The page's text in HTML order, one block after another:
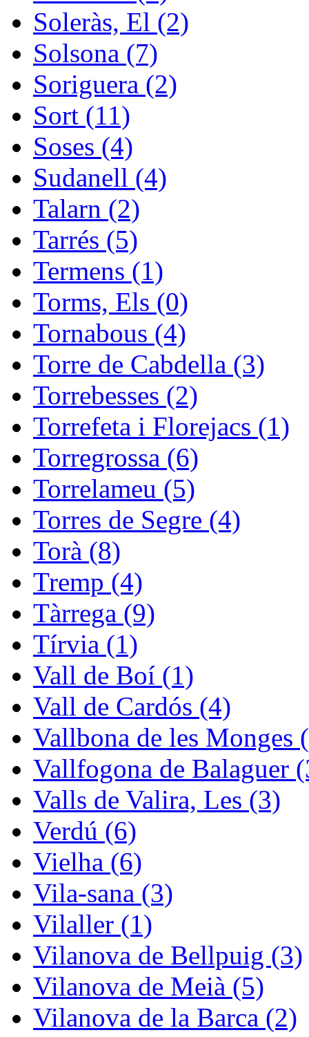
Soleràs, El (2)
Solsona (7)
Soriguera (2)
Sort (11)
Soses (4)
Sudanell (4)
Talarn (2)
Tarrés (5)
Termens (1)
Torms, Els (0)
Tornabous (4)
Torre de Cabdella (3)
Torrebesses (2)
Torrefeta i Florejacs (1)
Torregrossa (6)
Torrelameu (5)
Torres de Segre (4)
Torà (8)
Tremp (4)
Tàrrega (9)
Tírvia (1)
Vall de Boí (1)
Vall de Cardós (4)
Vallbona de les Monges
Vallfogona de Balaguer
Valls de Valira, Les (3)
Verdú (6)
Vielha (6)
Vila-sana (3)
Vilaller (1)
Vilanova de Bellpuig (3)
Vilanova de Meià (5)
Vilanova de la Barca (2)